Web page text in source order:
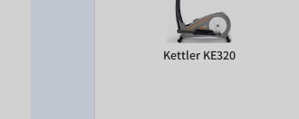
Kettler KE320